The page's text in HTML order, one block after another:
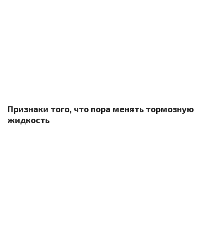
Признаки того, что пора менять тормозную
жидкость